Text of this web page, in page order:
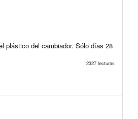
plástico del cambiador. Sólo días 28
2327 lecturas